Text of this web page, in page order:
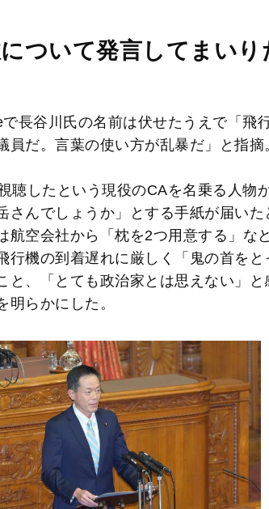
M
u
ついて発言してまいり
長谷川氏の名前は伏せたうえで「飛
だ。言葉の使い方が乱暴だ」と指摘
聴したという現役のCAを名乗る人物
さんでしょうか」とする手紙が届いた
航空会社から「枕を2つ用意する」な
行機の到着遅れに厳しく「鬼の首をと
と、「とても政治家とは思えない」と
明らかにした。